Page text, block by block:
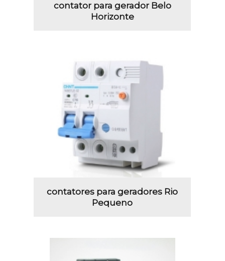
contator para gerador Belo
Horizonte
contatores para geradores Rio
Pequeno